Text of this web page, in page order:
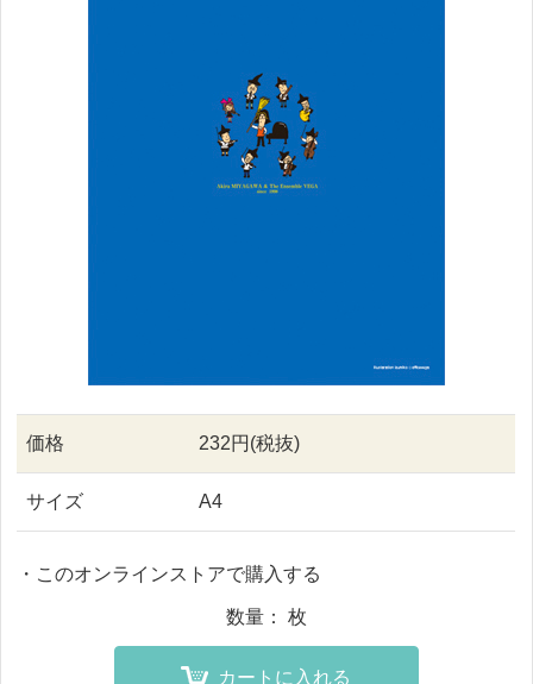
価格 232円(税抜)
サイズ A4
・このオンラインストアで購入する
数量： 枚
カートに入れる